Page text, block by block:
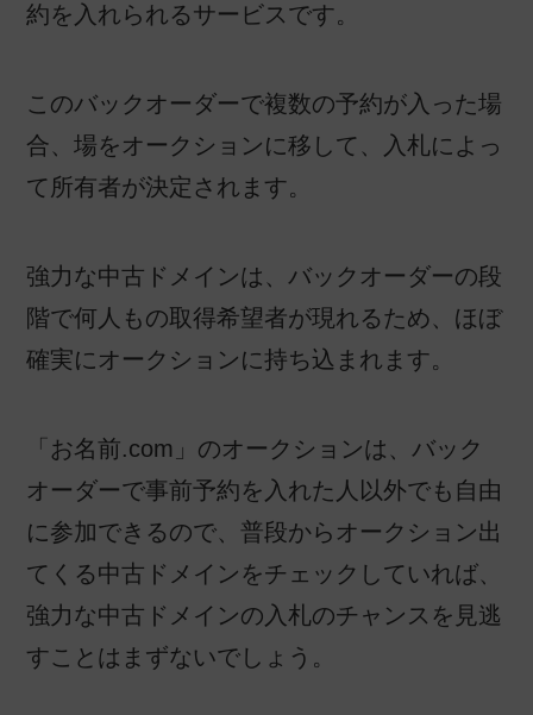
約を入れられるサービスです。
このバックオーダーで複数の予約が入った場
合、場をオークションに移して、入札によっ
て所有者が決定されます。
強力な中古ドメインは、バックオーダーの段
階で何人もの取得希望者が現れるため、ほぼ
確実にオークションに持ち込まれます。
「お名前.com」のオークションは、バック
オーダーで事前予約を入れた人以外でも自由
に参加できるので、普段からオークション出
てくる中古ドメインをチェックしていれば、
強力な中古ドメインの入札のチャンスを見逃
すことはまずないでしょう。